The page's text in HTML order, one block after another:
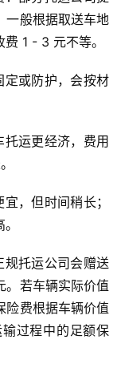
一般根据取送车地
1 - 3 元不等。
或防护，会按材
运更经济，费用
，但时间稍长；
托运公司会赠送
若车辆实际价值
险费根据车辆价值
过程中的足额保